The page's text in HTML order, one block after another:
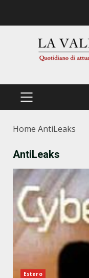
PRIMÄRES
Home AntiLeaks
AntiLeaks
Estero